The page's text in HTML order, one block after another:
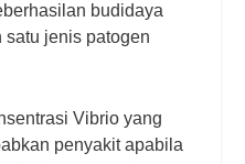
budidaya
jenis patogen
Vibrio yang
penyakit apabila